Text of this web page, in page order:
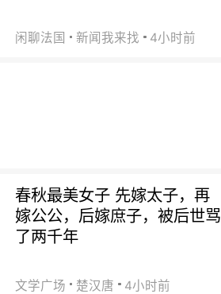
闲聊法国 新闻我来找 4小时前
春秋最美女子 先嫁太子，再
嫁公公，后嫁庶子，被后世骂
了两千年
文学广场 楚汉唐 4小时前